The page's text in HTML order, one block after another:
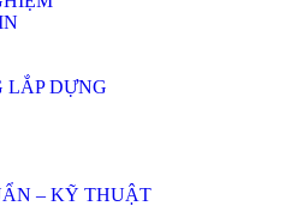
LẮP DỰNG
– KỸ THUẬT